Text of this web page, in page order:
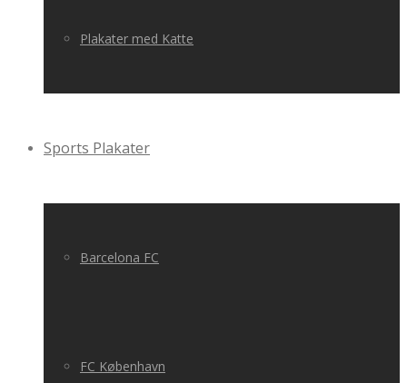
Plakater med Katte
Sports Plakater
Barcelona FC
FC København